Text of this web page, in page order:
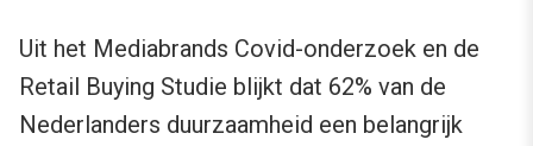
Uit het Mediabrands Covid-onderzoek en de
Retail Buying Studie blijkt dat 62% van de
Nederlanders duurzaamheid een belangrijk